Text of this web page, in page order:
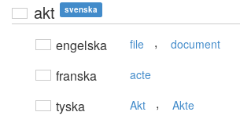
akt svenska
engelska file , document
franska acte
tyska Akt , Akte